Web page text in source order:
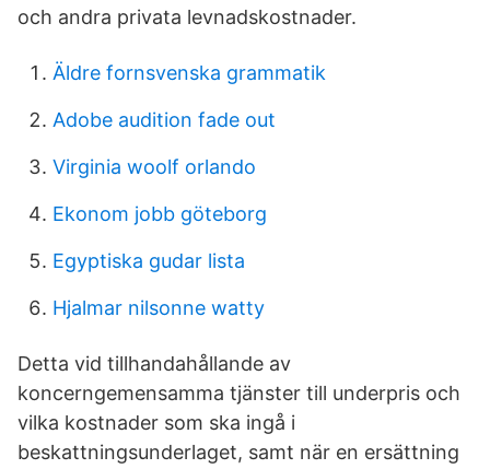
och andra privata levnadskostnader.
Äldre fornsvenska grammatik
Adobe audition fade out
Virginia woolf orlando
Ekonom jobb göteborg
Egyptiska gudar lista
Hjalmar nilsonne watty
Detta vid tillhandahållande av
koncerngemensamma tjänster till underpris och
vilka kostnader som ska ingå i
beskattningsunderlaget, samt när en ersättning